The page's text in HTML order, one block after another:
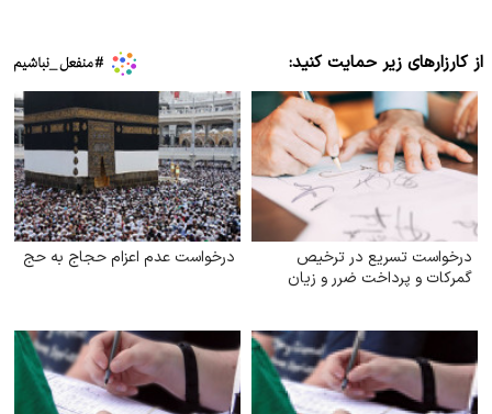
از کارزارهای زیر حمایت کنید:
درخواست تسریع در ترخیص
گمرکات و پرداخت ضرر و زیان
درخواست عدم اعزام حجاج به حج